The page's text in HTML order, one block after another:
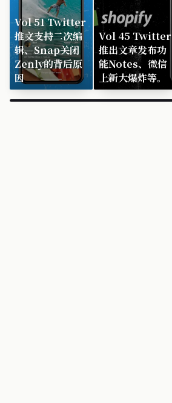
Vol 51 Twitter
推文支持二次编
辑、Snap关闭
Zenly的背后原
因
Vol 45 Twitter
推出文章发布功
能Notes、微信
上新大爆炸等。